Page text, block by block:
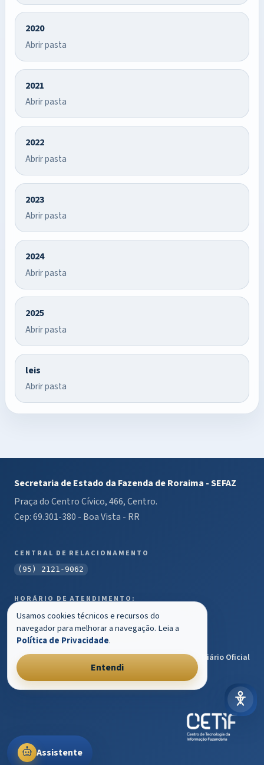
2020
Abrir pasta
2021
Abrir pasta
2022
Abrir pasta
2023
Abrir pasta
2024
Abrir pasta
2025
Abrir pasta
leis
Abrir pasta
Assistente
Usamos cookies técnicos e recursos do
navegador para melhorar a navegação. Leia a
Política de Privacidade.
Entendi
Secretaria de Estado da Fazenda de Roraima - SEFAZ
Praça do Centro Cívico, 466, Centro.
Cep: 69.301-380 - Boa Vista - RR
CENTRAL DE RELACIONAMENTO
(95) 2121-9062
HORÁRIO DE ATENDIMENTO:
Das 07h30 às 13h30 de Segunda à Sexta.
LINKS ÚTEIS
Portal Governo Transparência Ouvidoria Geral
Diário Oficial
Portal Servidor